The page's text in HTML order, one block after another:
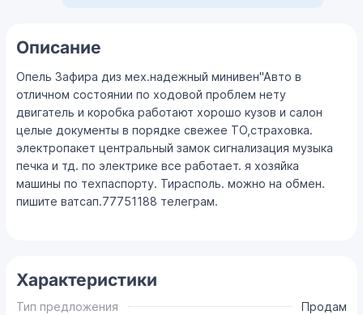
Описание
Опель Зафира диз мех.надежный минивен"Авто в
отличном состоянии по ходовой проблем нету
двигатель и коробка работают хорошо кузов и салон
целые документы в порядке свежее ТО,страховка.
электропакет центральный замок сигнализация музыка
печка и тд. по электрике все работает. я хозяйка
машины по техпаспорту. Тирасполь. можно на обмен.
пишите ватсап.77751188 телеграм.
Характеристики
Тип предложения
Продам